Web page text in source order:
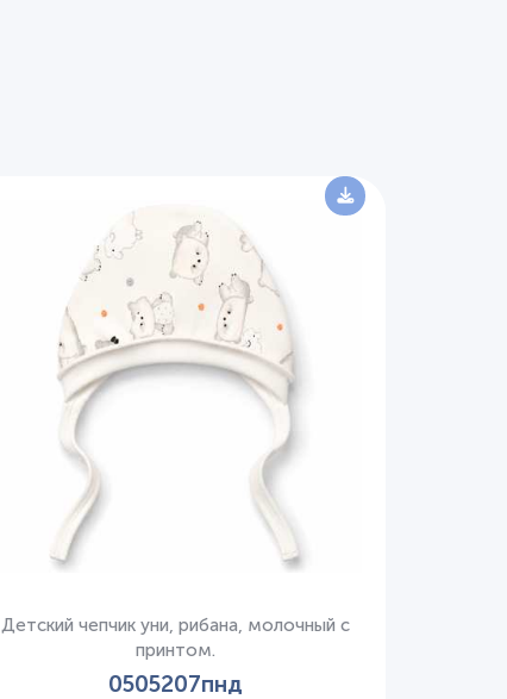
Детский чепчик уни, рибана, молочный с
принтом.
0505207пнд